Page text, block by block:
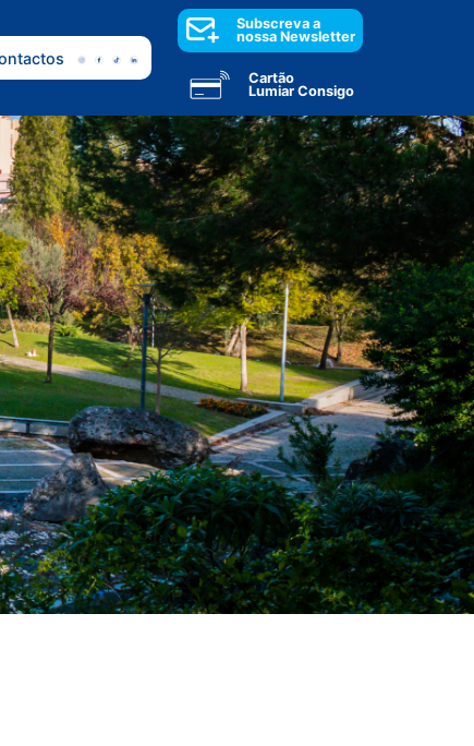
Subscreva a
nossa Newsletter
Cartão
Lumiar Consigo